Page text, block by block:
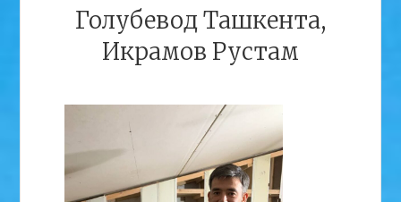
Голубевод Ташкента,
Икрамов Рустам